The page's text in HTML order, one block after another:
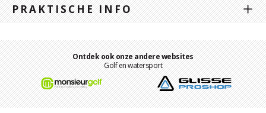
PRAKTISCHE INFO
Ontdek ook onze andere websites
Golf en watersport